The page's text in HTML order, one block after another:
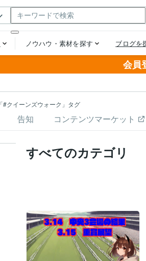
会員
「#クイーンズウォーク」タグ
告知 コンテンツマーケット
すべてのカテゴリ